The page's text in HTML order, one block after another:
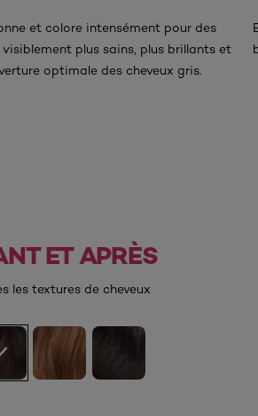
et colore intensément pour des
visiblement plus sains, plus brillants et
optimale des cheveux gris.
ET APRÈS
les textures de cheveux